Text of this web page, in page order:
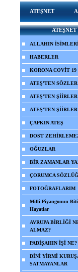
ATEŞNET
ATEŞNET
ALLAHIN
HABERLER
KORONA COVİT 19
ATEŞ'TEN SÖZLER
ATEŞ'TEN ŞİİRLER
ATEŞ'TEN ŞİİRLER
ÇAPKIN ATEŞ
DOST
OĞUZLAR
BİR ZAMANLAR
ÇORUMCA
FOTOĞRAFLARIM
Milli Piyangonun
Hayatlar
AVRUPA BİRLİĞİ
ALMAZ?
PADİŞAHIN İŞİ NE?
DİNİ YİRMİ
SATMAYANLAR